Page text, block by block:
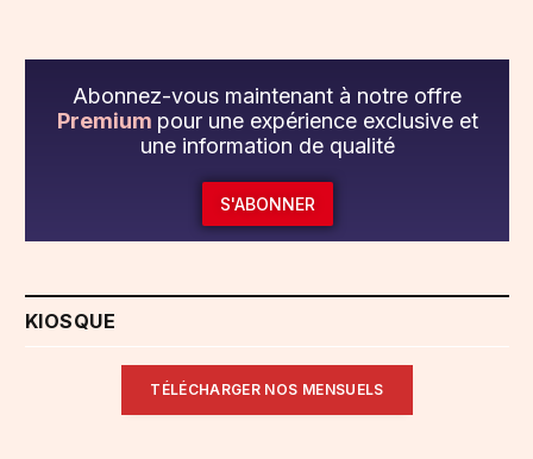
Abonnez-vous maintenant à notre offre
Premium pour une expérience exclusive et
une information de qualité
S'ABONNER
KIOSQUE
TÉLÉCHARGER NOS MENSUELS